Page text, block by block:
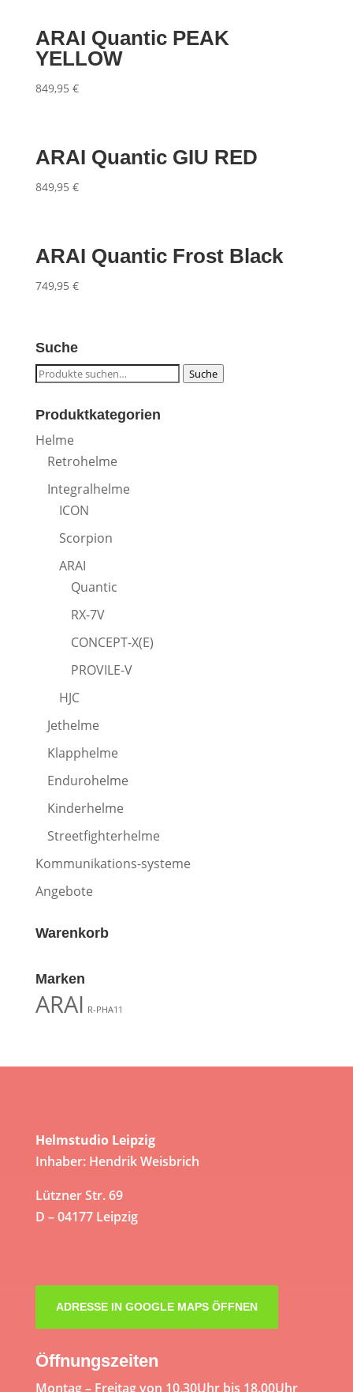
ARAI Quantic PEAK
YELLOW
849,95 €
ARAI Quantic GIU RED
849,95 €
ARAI Quantic Frost Black
749,95 €
Suche
Suche
Suche
Produktkategorien
Helme
Retrohelme
Integralhelme
ICON
Scorpion
ARAI
Quantic
RX-7V
CONCEPT-X(E)
PROVILE-V
HJC
Jethelme
Klapphelme
Endurohelme
Kinderhelme
Streetfighterhelme
Kommunikations-systeme
Angebote
Warenkorb
Marken
ARAI R-PHA11
Helmstudio Leipzig
Inhaber: Hendrik Weisbrich
Lützner Str. 69
D – 04177 Leipzig
ADRESSE IN GOOGLE MAPS ÖFFNEN
Öffnungszeiten
Montag – Freitag von 10.30Uhr bis 18.00Uhr